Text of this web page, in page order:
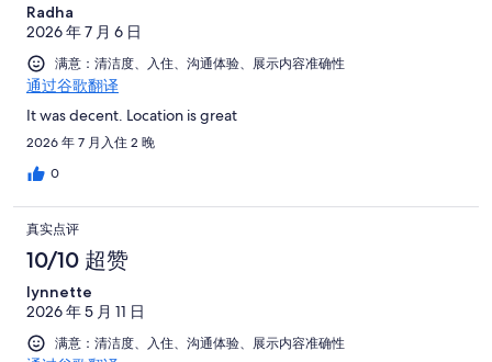
Radha
2026 年 7 月 6 日
满意：清洁度、入住、沟通体验、展示内容准确性
通过谷歌翻译
It was decent. Location is great
2026 年 7 月入住 2 晚
0
真实点评
10/10 超赞
lynnette
2026 年 5 月 11 日
满意：清洁度、入住、沟通体验、展示内容准确性